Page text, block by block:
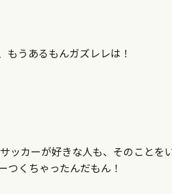
もうあるもんガズレレは！
ッカーが好きな人も、そのこと
つくちゃったんだもん！